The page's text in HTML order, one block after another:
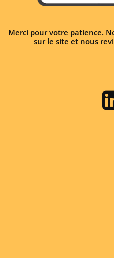
Merci pour votre patience.
sur le site et nous